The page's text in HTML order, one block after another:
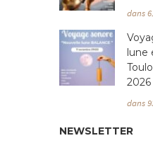
dans
lune
2026
dans
NEWSLETTER